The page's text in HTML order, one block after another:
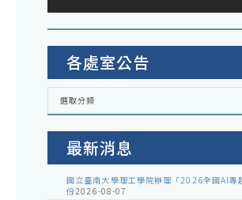
各處室公告
各
室
選取分類
最新消息
國立臺南大學理工學院辦理「2026全國AI專
份2026-08-07